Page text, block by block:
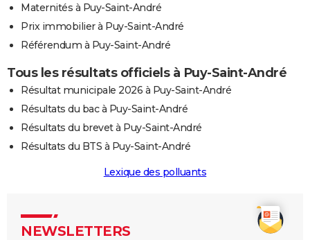
Maternités à Puy-Saint-André
Prix immobilier à Puy-Saint-André
Référendum à Puy-Saint-André
Tous les résultats officiels à Puy-Saint-André
Résultat municipale 2026 à Puy-Saint-André
Résultats du bac à Puy-Saint-André
Résultats du brevet à Puy-Saint-André
Résultats du BTS à Puy-Saint-André
Lexique des polluants
NEWSLETTERS